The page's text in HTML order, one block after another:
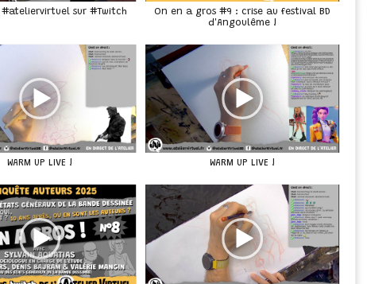
#ateliervirtuel sur #Twitch On en a gros #9 : crise au festival BD
d'Angoulême !
WARM UP LIVE ! WARM UP LIVE !